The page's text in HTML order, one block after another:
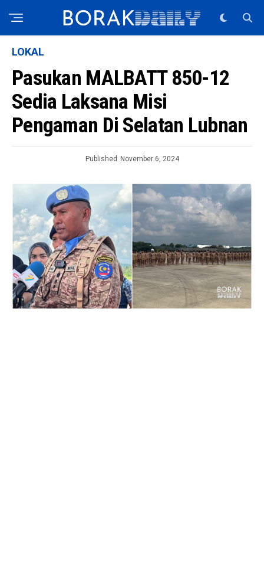
LOKAL
Pasukan MALBATT 850-12
Sedia Laksana Misi
Pengaman Di Selatan Lubnan
Published November 6, 2024